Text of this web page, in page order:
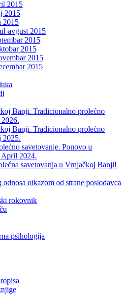
2015
2015
2015
avgust 2015
2015
2015
2015
2015
Banji. Tradicionalno prolećno
Banji. Tradicionalno prolećno
2025.
savetovanje. Ponovo u
2024.
savetovanja u Vrnjačkoj Banji!
odnosa otkazom od strane poslodavca
rokovnik
psihologija